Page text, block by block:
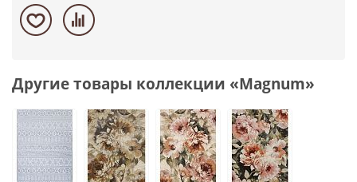
Другие товары коллекции «Magnum»